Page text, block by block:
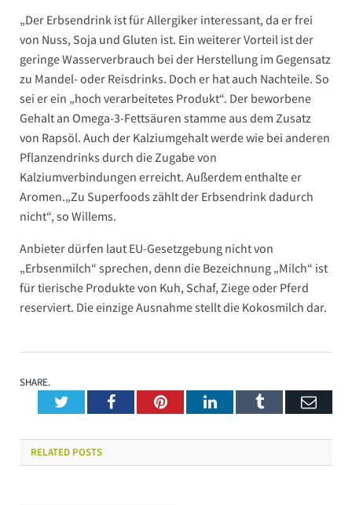
„Der Erbsendrink ist für Allergiker interessant, da er frei
von Nuss, Soja und Gluten ist. Ein weiterer Vorteil ist der
geringe Wasserverbrauch bei der Herstellung im Gegensatz
zu Mandel- oder Reisdrinks. Doch er hat auch Nachteile. So
sei er ein „hoch verarbeitetes Produkt“. Der beworbene
Gehalt an Omega-3-Fettsäuren stamme aus dem Zusatz
von Rapsöl. Auch der Kalziumgehalt werde wie bei anderen
Pflanzendrinks durch die Zugabe von
Kalziumverbindungen erreicht. Außerdem enthalte er
Aromen.„Zu Superfoods zählt der Erbsendrink dadurch
nicht“, so Willems.
Anbieter dürfen laut EU-Gesetzgebung nicht von
„Erbsenmilch“ sprechen, denn die Bezeichnung „Milch“ ist
für tierische Produkte von Kuh, Schaf, Ziege oder Pferd
reserviert. Die einzige Ausnahme stellt die Kokosmilch dar.
SHARE.
TwitterFacebookPinterestLinkedInTumblr
RELATED POSTS